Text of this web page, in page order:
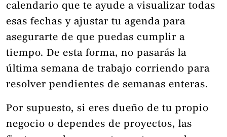
calendario que te ayude a visualizar todas
esas fechas y ajustar tu agenda para
asegurarte de que puedas cumplir a
tiempo. De esta forma, no pasarás la
última semana de trabajo corriendo para
resolver pendientes de semanas enteras.
Por supuesto, si eres dueño de tu propio
negocio o dependes de proyectos, las